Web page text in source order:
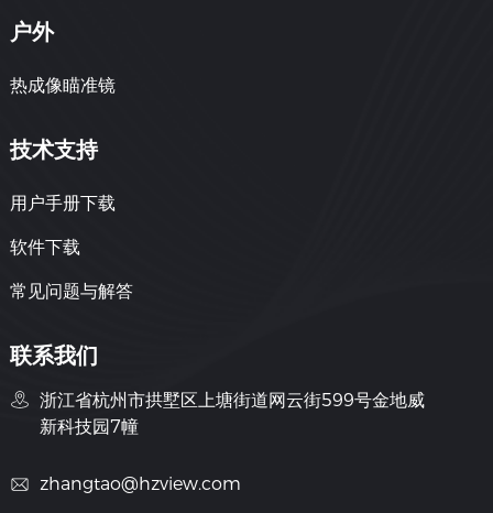
户外
热成像瞄准镜
技术支持
用户手册下载
软件下载
常见问题与解答
联系我们
浙江省杭州市拱墅区上塘街道网云街599号金地威
新科技园7幢
zhangtao@hzview.com